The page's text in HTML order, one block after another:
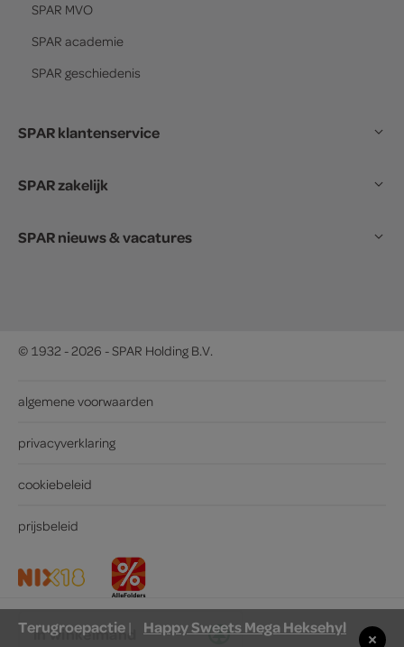
in winkelmand
SPAR MVO
SPAR academie
SPAR geschiedenis
SPAR klantenservice
SPAR zakelijk
SPAR nieuws & vacatures
© 1932 - 2026 - SPAR Holding B.V.
algemene voorwaarden
privacyverklaring
cookiebeleid
prijsbeleid
Terugroepactie|
Happy Sweets Mega Heksehyl